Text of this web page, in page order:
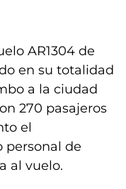
AR1304 de
en su totalidad
a la ciudad
270 pasajeros
el
personal de
al vuelo.